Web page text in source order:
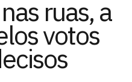
ruas, a
votos